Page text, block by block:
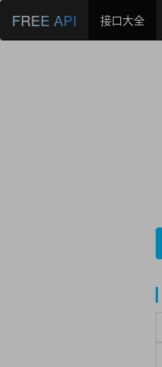
FREE API 接口大全